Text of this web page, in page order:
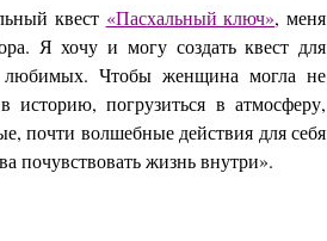
квест «Пасхальный ключ», меня
Я хочу и могу создать квест для
Чтобы женщина могла не
историю, погрузиться в атмосферу,
почти волшебные действия для себя
почувствовать жизнь внутри».